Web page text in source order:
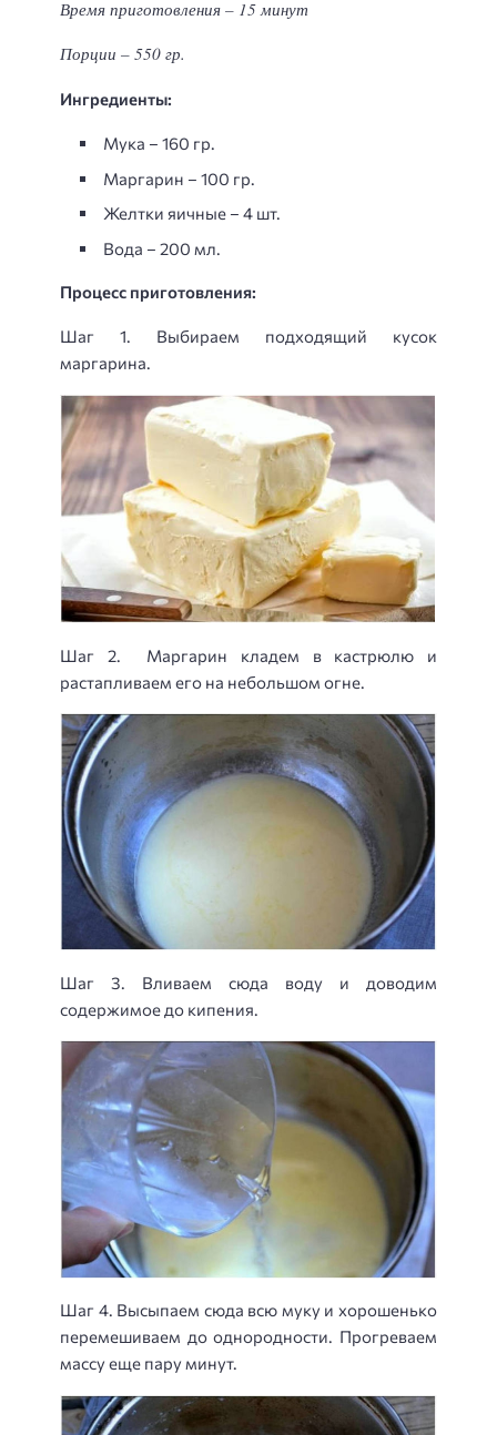
Время приготовления – 15 минут
Порции – 550 гр.
Ингредиенты:
Мука – 160 гр.
Маргарин – 100 гр.
Желтки яичные – 4 шт.
Вода – 200 мл.
Процесс приготовления:
Шаг 1. Выбираем подходящий кусок
маргарина.
Шаг 2. Маргарин кладем в кастрюлю и
растапливаем его на небольшом огне.
Шаг 3. Вливаем сюда воду и доводим
содержимое до кипения.
Шаг 4. Высыпаем сюда всю муку и хорошенько
перемешиваем до однородности. Прогреваем
массу еще пару минут.